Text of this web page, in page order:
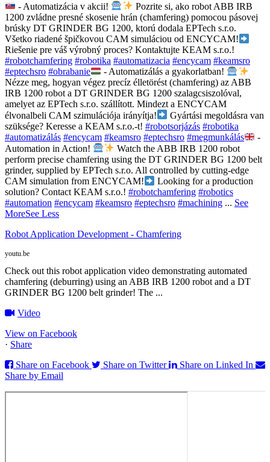
- Automatizácia v akcii!
Pozrite si, ako robot ABB IRB
1200 zvládne presné skosenie hrán (chamfering) pomocou pásovej
brúsky DT GRINDER BG 1200, ktorú dodala EPTech s.r.o.
Všetko riadené špičkovou CAM simuláciou od ENCYCAM!
Riešenie pre váš výrobný proces? Kontaktujte KEAM s.r.o.!
#robotchamfering #robotika #automatizacia #encycam #keamsro
#eptechsro #obrabanie
- Automatizálás a gyakorlatban!
Nézze meg, hogyan végez precíz élletörést (chamfering) az ABB
IRB 1200 robot a DT GRINDER BG 1200 szalagcsiszolóval,
amelyet az EPTech s.r.o. szállított. Mindezt a ENCYCAM
élvonalbeli CAM szimulációja irányítja!
Gyártási megoldásra van
szüksége? Keresse a KEAM s.r.o.-t! #robotsorjázás #robotika
#automatizálás #encycam #keamsro #eptechsro #megmunkálás
-
Automation in Action!
Watch the ABB IRB 1200 robot
perform precise chamfering using the DT GRINDER BG 1200 belt
grinder, supplied by EPTech s.r.o. All controlled by cutting-edge
CAM simulation from ENCYCAM!
Looking for a production
solution? Contact KEAM s.r.o.! #robotchamfering #robotics
#automation #encycam #keamsro #eptechsro #machining ... See
MoreSee Less
Robot Application Development - Chamfering
youtu.be
Check out this robot application video demonstrating automated
chamfering (deburring) using an ABB IRB 1200 robot and a DT
GRINDER BG 1200 belt grinder! The ...
Video
View on Facebook
· Share
Share on Facebook
Share on Twitter
Share on Linked In
Share by Email